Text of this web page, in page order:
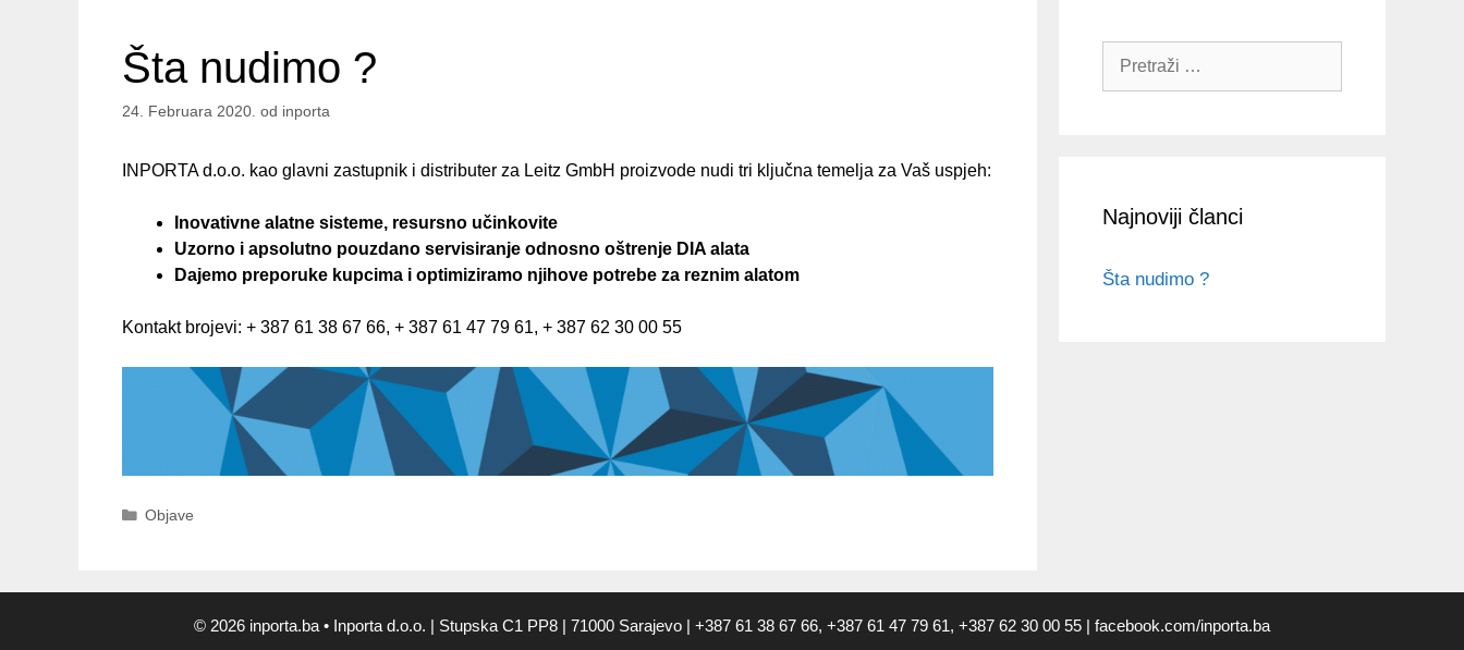
Šta nudimo ?
24. Februara 2020. od inporta
INPORTA d.o.o. kao glavni zastupnik i distributer za Leitz GmbH proizvode nudi tri ključna temelja za Vaš uspjeh:
Inovativne alatne sisteme, resursno učinkovite
Uzorno i apsolutno pouzdano servisiranje odnosno oštrenje DIA alata
Dajemo preporuke kupcima i optimiziramo njihove potrebe za reznim alatom
Kontakt brojevi: + 387 61 38 67 66, + 387 61 47 79 61, + 387 62 30 00 55
Kategorije
Objave
Pretraži:
Najnoviji članci
Šta nudimo ?
© 2026 inporta.ba • Inporta d.o.o. | Stupska C1 PP8 | 71000 Sarajevo | +387 61 38 67 66, +387 61 47 79 61, +387 62 30 00 55 | facebook.com/inporta.ba